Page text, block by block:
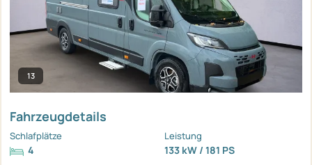
13
Fahrzeugdetails
Schlafplätze
4
Leistung
133 kW / 181 PS